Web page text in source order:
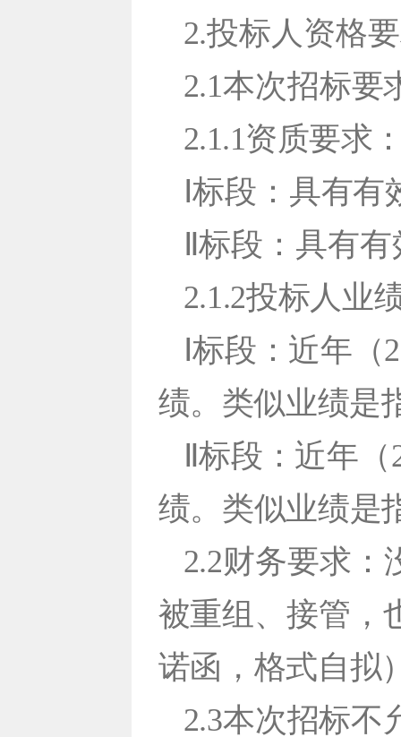
2.投标人资格
2.1本次招标要
2.1.1资质要求
Ⅰ标段：具有
Ⅱ标段：具有
2.1.2投标人业
Ⅰ标段：近年
绩。类似业绩是
Ⅱ标段：近年
绩。类似业绩是
2.2财务要求：
被重组、接管，
诺函，格式自拟
2.3本次招标不